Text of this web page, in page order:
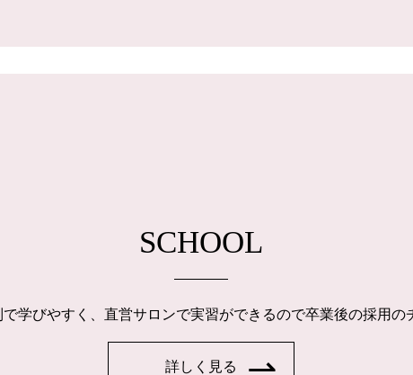
SCHOOL
学びやすく、直営サロンで実習ができるので卒業後の採用の
詳しく見る